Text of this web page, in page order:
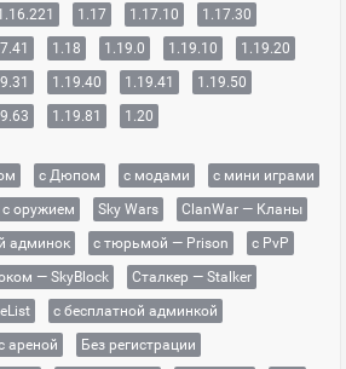
1.17 1.17.10
1.17.30
1.18 1.19.0 1.19.10
1.19.20
1.19.40 1.19.41
1.19.50
1.19.81 1.20
с Дюпом с модами
с мини играми
с оружием Sky Wars
ClanWar — Кланы
админок с тюрьмой — Prison
с PvP
— SkyBlock
Сталкер — Stalker
с бесплатной админкой
ареной
Без регистрации